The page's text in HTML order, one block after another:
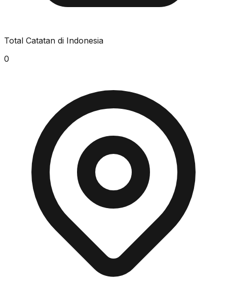
Total Catatan di Indonesia
0